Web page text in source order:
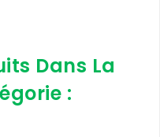
Dans La
: